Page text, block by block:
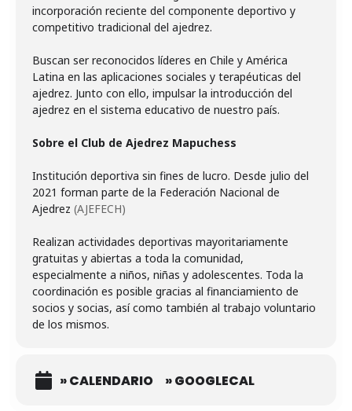
incorporación reciente del componente deportivo y
competitivo tradicional del ajedrez.
Buscan ser reconocidos líderes en Chile y América
Latina en las aplicaciones sociales y terapéuticas del
ajedrez. Junto con ello, impulsar la introducción del
ajedrez en el sistema educativo de nuestro país.
Sobre el Club de Ajedrez Mapuchess
Institución deportiva sin fines de lucro. Desde julio del
2021 forman parte de la Federación Nacional de
Ajedrez (AJEFECH)
Realizan actividades deportivas mayoritariamente
gratuitas y abiertas a toda la comunidad,
especialmente a niños, niñas y adolescentes. Toda la
coordinación es posible gracias al financiamiento de
socios y socias, así como también al trabajo voluntario
de los mismos.
» CALENDARIO » GOOGLECAL